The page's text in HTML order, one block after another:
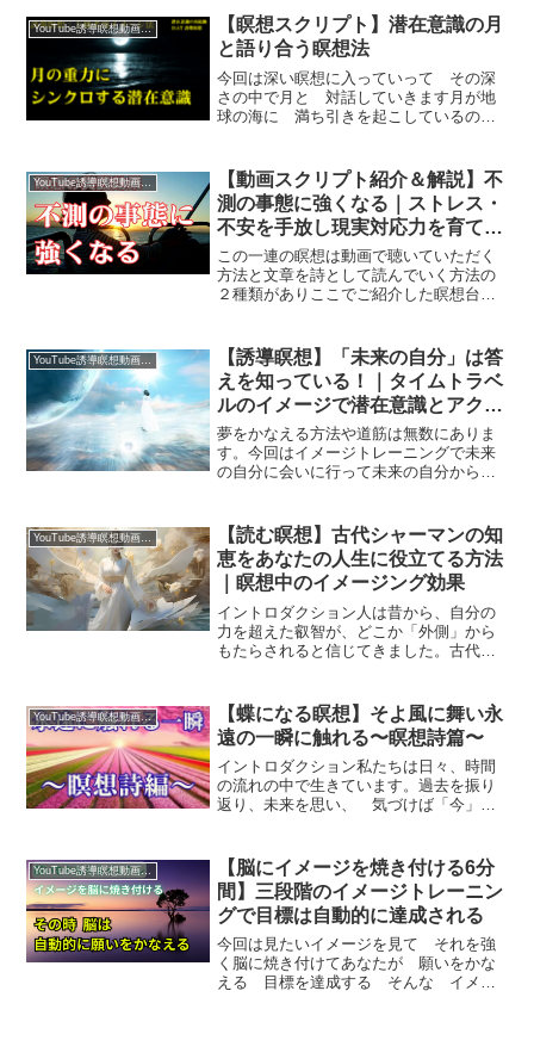
YouTube誘導瞑想動画｜台本公開
【瞑想スクリプト】潜在意識の月
と語り合う瞑想法
今回は深い瞑想に入っていって その深
さの中で月と 対話していきます月が地
球の海に 満ち引きを起こしているの
す考えたらものすごい力ですねもしも地
球に月という衛星がなかった...
【動画スクリプト紹介＆解説】不
測の事態に強くなる｜ストレス・
不安を手放し現実対応力を育てる
方法
この一連の瞑想は動画で聴いていただく
方法と文章を詩として読んでいく方法の
２種類がありここでご紹介した瞑想台本
葉は 素晴らしい自己暗示への言霊とも
なるのです瞑想で現実に対...
YouTube誘導瞑想動画｜台本公開
【誘導瞑想】「未来の自分」は答
えを知っている！｜タイムトラベ
ルのイメージで潜在意識とアクセ
スする方法
夢をかなえる方法や道筋は無数にありま
す。今回はイメージトレーニングで未来
の自分に会いに行って未来の自分からど
とっての７年前は今のあなたにとっての
３年後です今のあなたには...
YouTube誘導瞑想動画｜台本公開
【読む瞑想】古代シャーマンの知
恵をあなたの人生に役立てる方法
｜瞑想中のイメージング効果
イントロダクション人は昔から、自分の
力を超えた叡智が、どこか「外側」から
もたらされると信じてきました。古代の
ていました。けれど現代の視点で見れ
ば、その叡智は決して超常現...
YouTube誘導瞑想動画｜台本公開
【蝶になる瞑想】そよ風に舞い永
遠の一瞬に触れる〜瞑想詩篇〜
イントロダクション私たちは日々、時間
の流れの中で生きています。過去を振り
返り、未来を思い、 気づけば「今」と
...
YouTube誘導瞑想動画｜台本公開
【脳にイメージを焼き付ける6分
間】三段階のイメージトレーニン
グで目標は自動的に達成される
今回は見たいイメージを見て それを強
く脳に焼き付けてあなたが 願いをかな
える 目標を達成する そんな イメー